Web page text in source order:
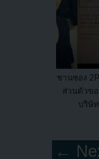
ชานซอง
ส่วนตัวขอ
บริษั
←